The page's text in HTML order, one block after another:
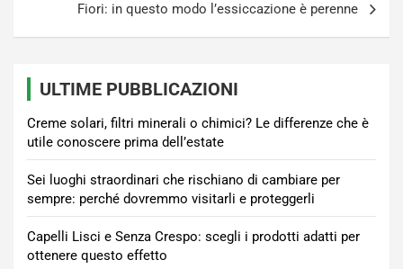
Fiori: in questo modo l’essiccazione è perenne
ULTIME PUBBLICAZIONI
Creme solari, filtri minerali o chimici? Le differenze che è
utile conoscere prima dell’estate
Sei luoghi straordinari che rischiano di cambiare per
sempre: perché dovremmo visitarli e proteggerli
Capelli Lisci e Senza Crespo: scegli i prodotti adatti per
ottenere questo effetto